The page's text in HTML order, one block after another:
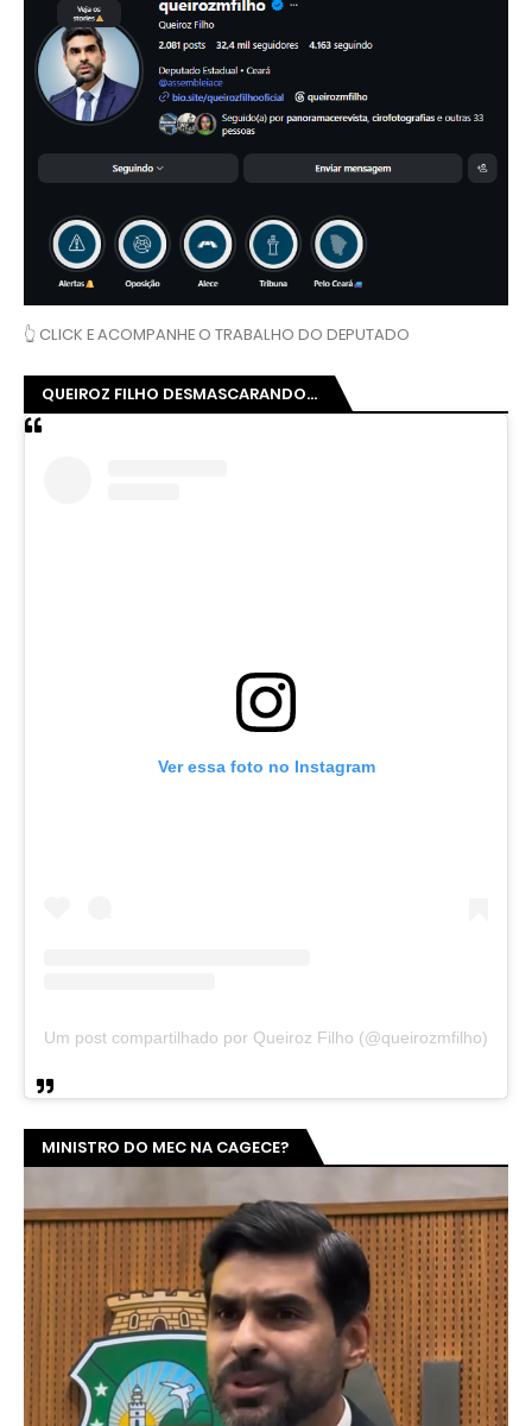
👆 CLICK E ACOMPANHE O TRABALHO DO DEPUTADO
QUEIROZ FILHO DESMASCARANDO...
Ver essa foto no Instagram
Um post compartilhado por Queiroz Filho (@queirozmfilho)
MINISTRO DO MEC NA CAGECE?